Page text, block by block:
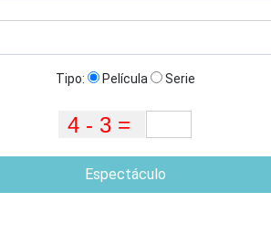
Tipo: Película Serie
Espectáculo